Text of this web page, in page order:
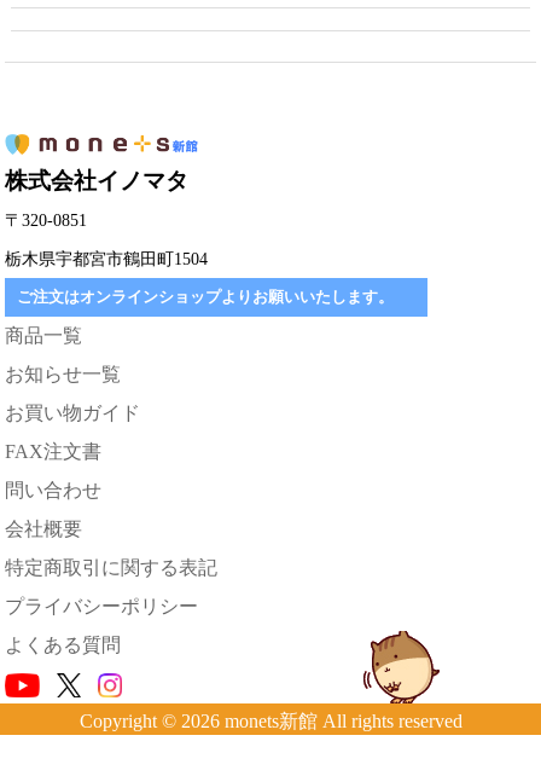
株式会社イノマタ
〒320-0851
栃木県宇都宮市鶴田町1504
ご注文はオンラインショップよりお願いいたします。
商品一覧
お知らせ一覧
お買い物ガイド
FAX注文書
問い合わせ
会社概要
特定商取引に関する表記
プライバシーポリシー
よくある質問
Copyright © 2026 monets新館 All rights reserved